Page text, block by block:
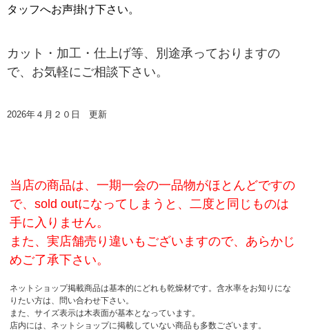
タッフへお声掛け下さい。
カット・加工・仕上げ等、別途承っておりますの
で、お気軽にご相談下さい。
2026年４月２０日 更新
当店の商品は、一期一会の一品物がほとんどですの
で、sold outになってしまうと、二度と同じものは
手に入りません。
また、実店舗売り違いもございますので、あらかじ
めご了承下さい。
ネットショップ掲載商品は基本的にどれも乾燥材です。含水率をお知りにな
りたい方は、問い合わせ下さい。
また、サイズ表示は木表面が基本となっています。
店内には、ネットショップに掲載していない商品も多数ございます。